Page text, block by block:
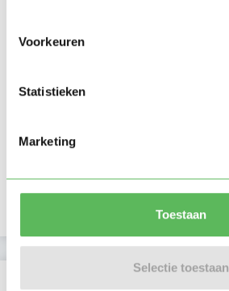
Voorkeuren
Statistieken
Marketing
Toestaan
Selectie toestaan